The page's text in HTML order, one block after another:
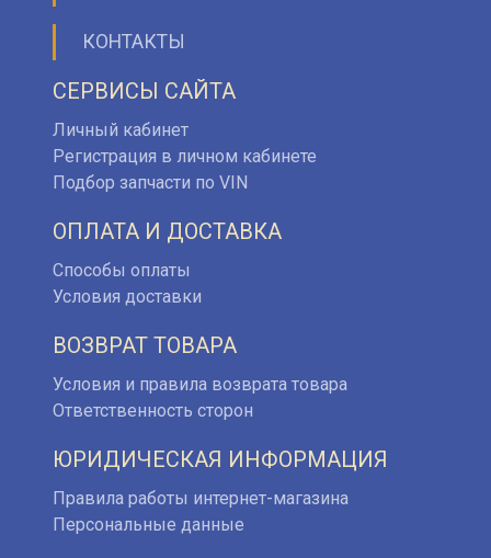
КОНТАКТЫ
СЕРВИСЫ САЙТА
Личный кабинет
Регистрация в личном кабинете
Подбор запчасти по VIN
ОПЛАТА И ДОСТАВКА
Способы оплаты
Условия доставки
ВОЗВРАТ ТОВАРА
Условия и правила возврата товара
Ответственность сторон
ЮРИДИЧЕСКАЯ ИНФОРМАЦИЯ
Правила работы интернет-магазина
Персональные данные